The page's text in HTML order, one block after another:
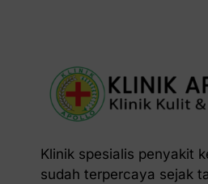
Klinik spesialis penyakit
sudah terpercaya sejak